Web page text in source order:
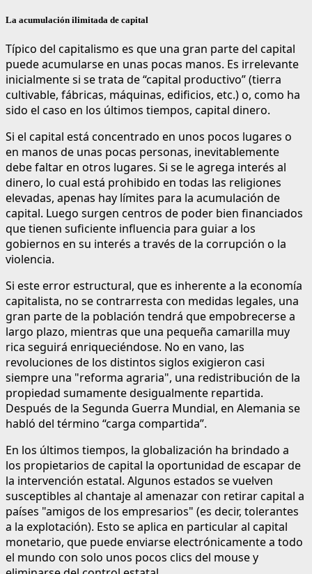
La acumulación ilimitada de capital
Típico del capitalismo es que una gran parte del capital
puede acumularse en unas pocas manos. Es irrelevante
inicialmente si se trata de “capital productivo” (tierra
cultivable, fábricas, máquinas, edificios, etc.) o, como ha
sido el caso en los últimos tiempos, capital dinero.
Si el capital está concentrado en unos pocos lugares o
en manos de unas pocas personas, inevitablemente
debe faltar en otros lugares. Si se le agrega interés al
dinero, lo cual está prohibido en todas las religiones
elevadas, apenas hay límites para la acumulación de
capital. Luego surgen centros de poder bien financiados
que tienen suficiente influencia para guiar a los
gobiernos en su interés a través de la corrupción o la
violencia.
Si este error estructural, que es inherente a la economía
capitalista, no se contrarresta con medidas legales, una
gran parte de la población tendrá que empobrecerse a
largo plazo, mientras que una pequeña camarilla muy
rica seguirá enriqueciéndose. No en vano, las
revoluciones de los distintos siglos exigieron casi
siempre una "reforma agraria", una redistribución de la
propiedad sumamente desigualmente repartida.
Después de la Segunda Guerra Mundial, en Alemania se
habló del término “carga compartida”.
En los últimos tiempos, la globalización ha brindado a
los propietarios de capital la oportunidad de escapar de
la intervención estatal. Algunos estados se vuelven
susceptibles al chantaje al amenazar con retirar capital a
países "amigos de los empresarios" (es decir, tolerantes
a la explotación). Esto se aplica en particular al capital
monetario, que puede enviarse electrónicamente a todo
el mundo con solo unos pocos clics del mouse y